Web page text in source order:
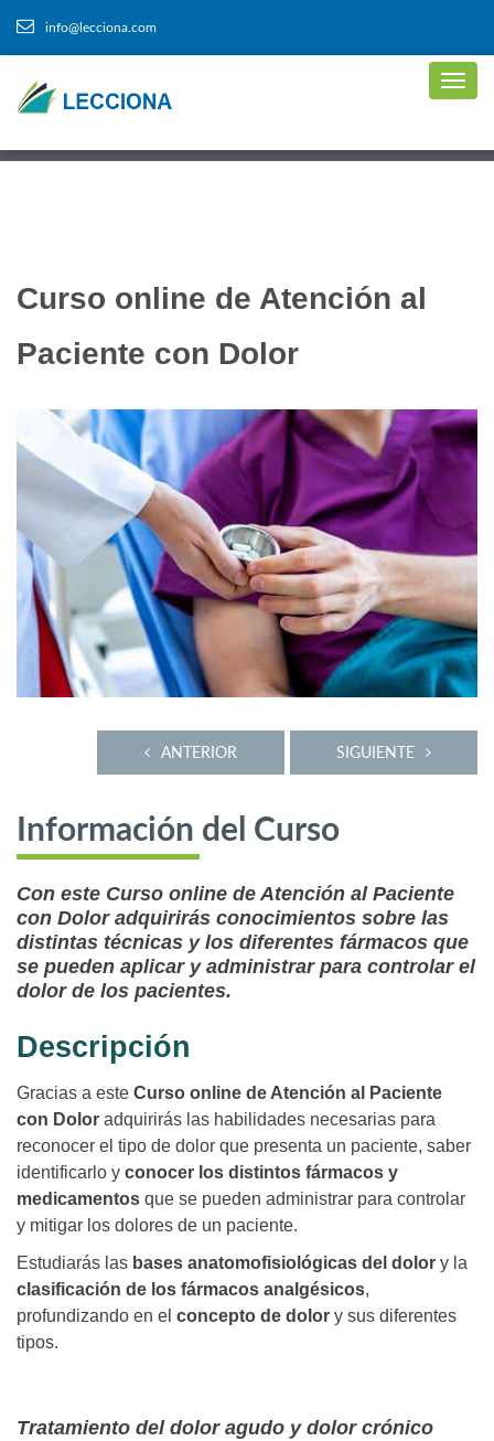
info@lecciona.com
Curso online de Atención al
Paciente con Dolor
SIGUIENTE
ANTERIOR
Información del Curso
Con este Curso online de Atención al Paciente
con Dolor adquirirás conocimientos sobre las
distintas técnicas y los diferentes fármacos que
se pueden aplicar y administrar para controlar el
dolor de los pacientes.
Descripción
Gracias a este Curso online de Atención al Paciente
con Dolor adquirirás las habilidades necesarias para
reconocer el tipo de dolor que presenta un paciente, saber
identificarlo y conocer los distintos fármacos y
medicamentos que se pueden administrar para controlar
y mitigar los dolores de un paciente.
Estudiarás las bases anatomofisiológicas del dolor y la
clasificación de los fármacos analgésicos,
profundizando en el concepto de dolor y sus diferentes
tipos.
Tratamiento del dolor agudo y dolor crónico